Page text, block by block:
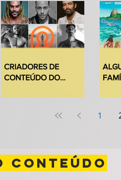
CRIADORES DE
CONTEÚDO DO
PRÓPRIO PRIVACY
1
CONTEÚDO